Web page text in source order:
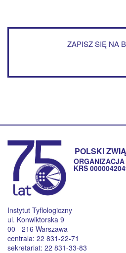
ZAPISZ SIĘ NA
POLSKI
KRS
Instytut Tyflologiczny
ul. Konwiktorska 9
00 - 216 Warszawa
centrala: 22 831-22-71
sekretariat: 22 831-33-83